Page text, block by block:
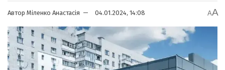
Автор Міленко Анастасія 04.01.2024, 14:08 AA